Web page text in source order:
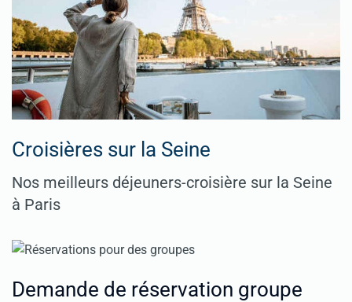
Croisières sur la Seine
Nos meilleurs déjeuners-croisière sur la Seine
à Paris
Demande de réservation groupe